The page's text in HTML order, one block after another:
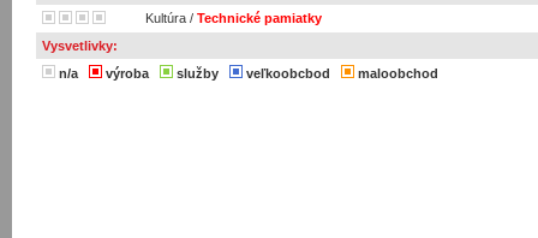
Kultúra / Technické pamiatky
Vysvetlivky:
n/a
výroba služby veľkoobcbod maloobchod